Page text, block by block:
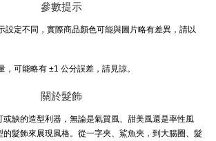
參數提示
設定不同，實際商品顏色可能與圖片略有差異，請以
，可能略有 ±1 公分誤差，請見諒。
關於髮飾
或缺的造型利器，無論是氣質風、甜美風還是率性風
的髮飾來展現風格。從一字夾、鯊魚夾，到大腸圈、髮